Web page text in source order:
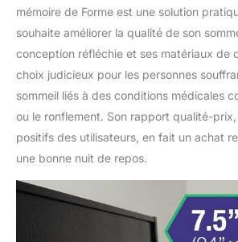
mémoire de Forme est une solution
souhaite améliorer la qualité de son
conception réfléchie et ses matériaux de
choix judicieux pour les personnes
sommeil liés à des conditions médicales
ou le ronflement. Son rapport qualité-
positifs des utilisateurs, en fait un achat
une bonne nuit de repos.